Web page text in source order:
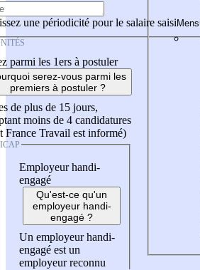
une périodicité pour le salaire saisi
parmi les 1ers à postuler
serez-vous parmi les
premiers à postuler ?
de plus de 15 jours,
moins de 4 candidatures
France Travail est informé)
Employeur handi-
engagé
Qu'est-ce qu'un
employeur handi-
engagé ?
Un employeur handi-
engagé est un
employeur reconnu